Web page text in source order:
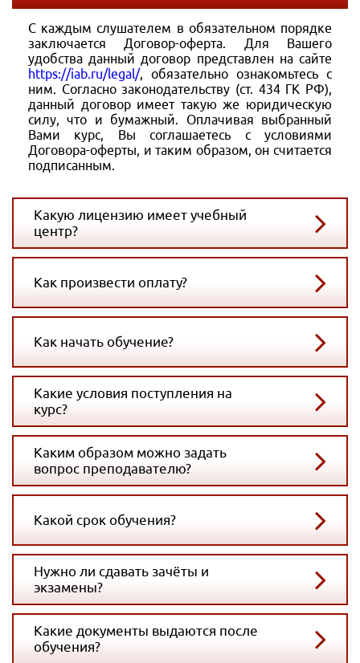
С каждым слушателем в обязательном порядке
заключается Договор-оферта. Для Вашего
удобства данный договор представлен на сайте
https://iab.ru/legal/, обязательно ознакомьтесь с
ним. Согласно законодательству (ст. 434 ГК РФ),
данный договор имеет такую же юридическую
силу, что и бумажный. Оплачивая выбранный
Вами курс, Вы соглашаетесь с условиями
Договора-оферты, и таким образом, он считается
подписанным.
Какую лицензию имеет учебный
центр?
Как произвести оплату?
Как начать обучение?
Какие условия поступления на
курс?
Каким образом можно задать
вопрос преподавателю?
Какой срок обучения?
Нужно ли сдавать зачёты и
экзамены?
Какие документы выдаются после
обучения?